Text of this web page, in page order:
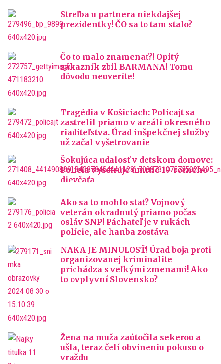
Streľba u partnera niekdajšej
prezidentky! ČO sa to tam stalo?
Čo to malo znamenať?! Opitý
zákazník zbil BARMANA! Tomu
dôvodu neuveríte!
Tragédia v Košiciach: Policajt sa
zastrelil priamo v areáli okresného
riaditeľstva. Úrad inšpekčnej služby
už začal vyšetrovanie
Šokujúca udalosť v detskom domove:
Polícia vyšetruje úmrtie 19-ročného
dievčaťa
Ako sa to mohlo stať? Vojnový
veterán okradnutý priamo počas
osláv SNP! Páchateľ je v rukách
polície, ale hanba zostáva
NAKA JE MINULOSŤ! Úrad boja proti
organizovanej kriminalite
prichádza s veľkými zmenami! Ako
to ovplyvní Slovensko?
Žena na muža zaútočila sekerou a
ušla, teraz čelí obvineniu pokusu o
vraždu